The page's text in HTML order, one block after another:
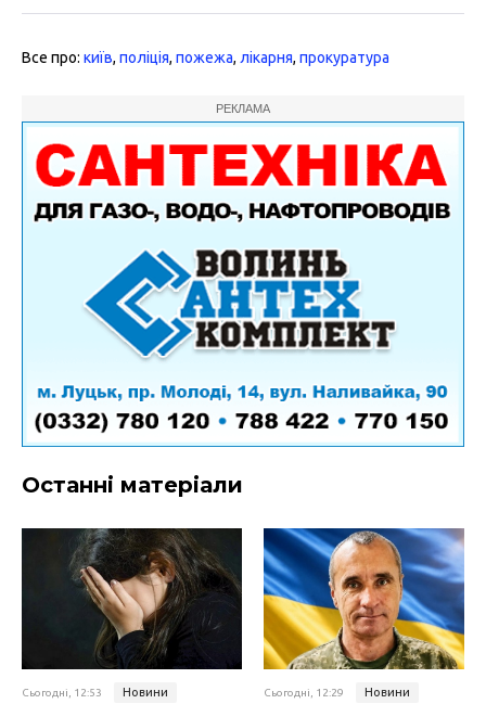
Все про: київ, поліція, пожежа, лікарня, прокуратура
РЕКЛАМА
Останні матеріали
Сьогодні, 12:53 Новини Сьогодні, 12:29 Новини